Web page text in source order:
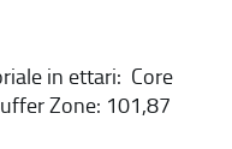
in ettari: Core
Zone: 101,87